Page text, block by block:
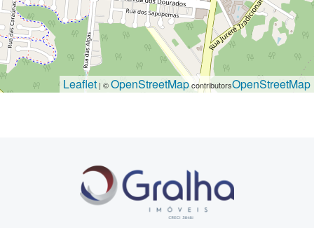
Leaflet | ©OpenStreetMapcontributorsOpenStreetMap